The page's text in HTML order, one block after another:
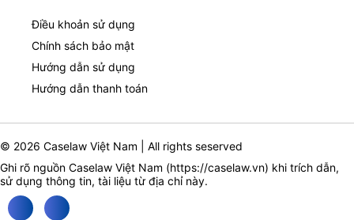
Điều khoản sử dụng
Chính sách bảo mật
Hướng dẫn sử dụng
Hướng dẫn thanh toán
© 2026 Caselaw Việt Nam | All rights seserved
Ghi rõ nguồn Caselaw Việt Nam (https://caselaw.vn) khi trích dẫn,
sử dụng thông tin, tài liệu từ địa chỉ này.